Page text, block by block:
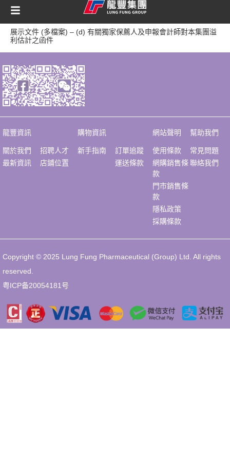
content
展示文件 (多檔案) – (d) 有關獨家保薦人及申報會計師對本集團溢
利估計之函件
龍豐資訊 購物資訊 網站聲明 幫助我們
關於我們
最新資訊
招聘人才
店鋪位置
新手指南
訂單追蹤
運送條款
使用條款
網購銷售條
款
門市銷售條
款
隱私政策
採購條款
常見問題
聯絡我們
Copyright © 2025 Lung Fung Pharmaceutical (Group) Ltd. All rights
reserved.
粤ICP备20054181号